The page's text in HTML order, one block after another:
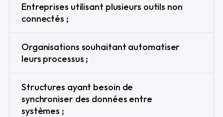
Entreprises utilisant plusieurs outils non
connectés ;
Organisations souhaitant automatiser
leurs processus ;
Structures ayant besoin de
synchroniser des données entre
systèmes ;